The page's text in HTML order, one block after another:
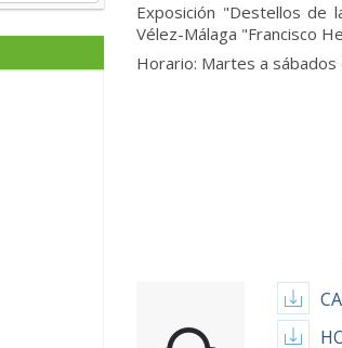
Exposición "Destellos de
Vélez-Málaga "Francisco
Horario: Martes a